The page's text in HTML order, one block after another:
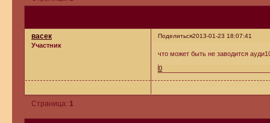
Поделиться2013-01-23 18:07:41
васек
Участник
что может быть не заводится
0
Страница: 1